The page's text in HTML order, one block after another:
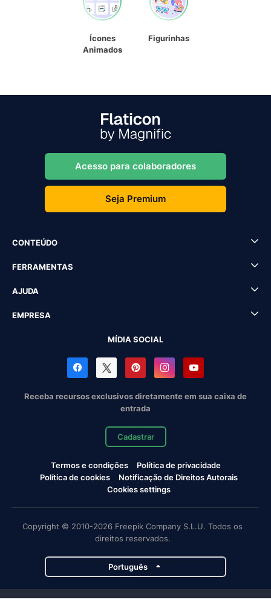
Ícones
Animados
Figurinhas
Acesso para colaboradores
Seja Premium
CONTEÚDO
FERRAMENTAS
AJUDA
EMPRESA
MÍDIA SOCIAL
Receba recursos exclusivos diretamente em sua caixa de
entrada
Cadastrar
Termos e condições
Política de privacidade
Política de cookies
Notificação de Direitos Autorais
Cookies settings
Copyright © 2010-2026 Freepik Company S.L.U. Todos os
direitos reservados.
Português